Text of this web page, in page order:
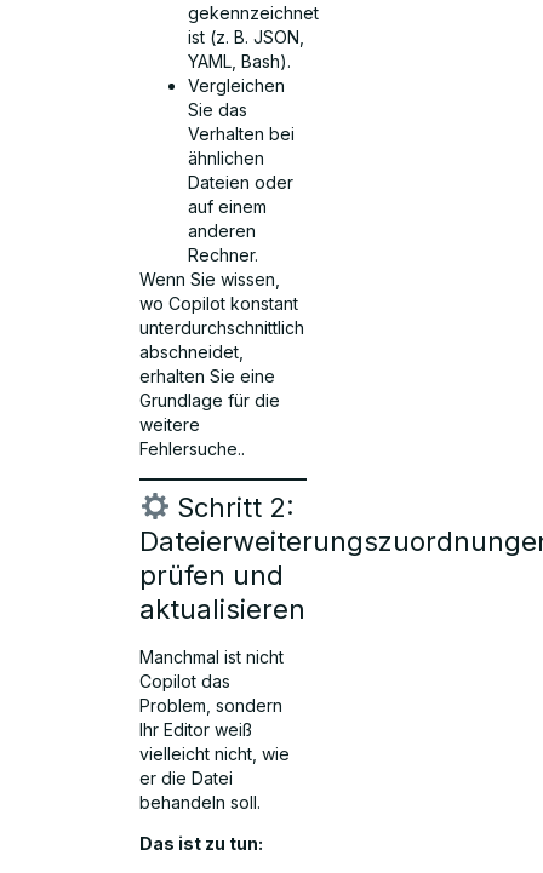
gekennzeichnet
ist (z. B. JSON,
YAML, Bash).
Vergleichen
Sie das
Verhalten bei
ähnlichen
Dateien oder
auf einem
anderen
Rechner.
Wenn Sie wissen,
wo Copilot konstant
unterdurchschnittlich
abschneidet,
erhalten Sie eine
Grundlage für die
weitere
Fehlersuche..
Schritt 2:
prüfen und
aktualisieren
Manchmal ist nicht
Copilot das
Problem, sondern
Ihr Editor weiß
vielleicht nicht, wie
er die Datei
behandeln soll.
Das ist zu tun: